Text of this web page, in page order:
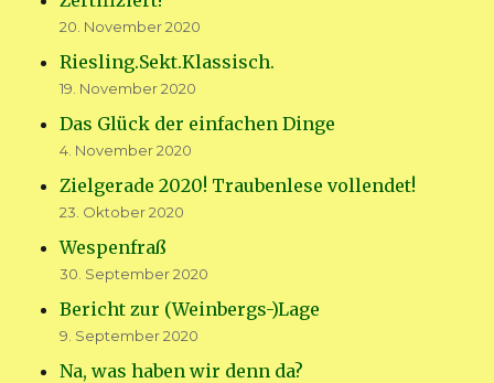
20. November 2020
Riesling.Sekt.Klassisch.
19. November 2020
Das Glück der einfachen Dinge
4. November 2020
Zielgerade 2020! Traubenlese vollendet!
23. Oktober 2020
Wespenfraß
30. September 2020
Bericht zur (Weinbergs-)Lage
9. September 2020
Na, was haben wir denn da?